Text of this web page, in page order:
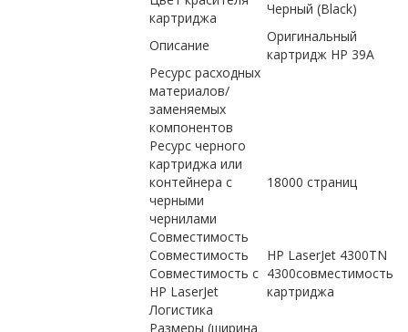
картриджа
Черный (Black)
Описание
Оригинальный
картридж HP 39A
Ресурс расходных
материалов/
заменяемых
компонентов
Ресурс черного
картриджа или
контейнера с
черными
чернилами
18000 страниц
Совместимость
Совместимость
HP LaserJet 4300TN
Совместимость с
HP LaserJet
4300совместимость
картриджа
Логистика
Размеры (ширина